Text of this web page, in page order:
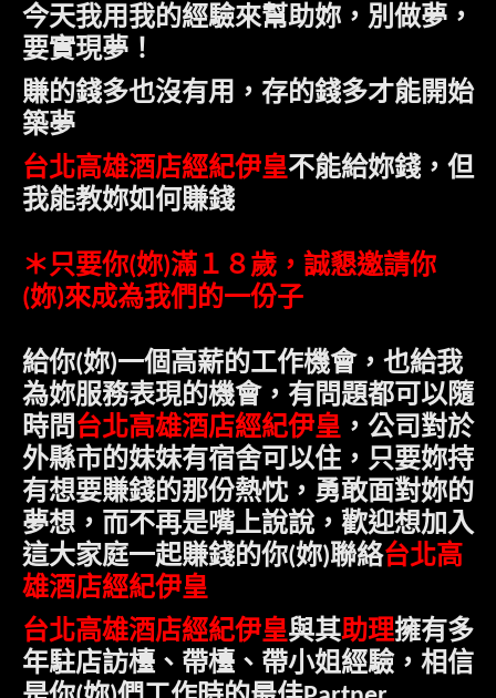
今天我用我的經驗來幫助妳，別做夢，
要實現夢！
賺的錢多也沒有用，存的錢多才能開始
築夢
台北高雄酒店經紀伊皇不能給妳錢，但
我能教妳如何賺錢
＊只要你(妳)滿１８歲，誠懇邀請你
(妳)來成為我們的一份子
給你(妳)一個高薪的工作機會，也給我
為妳服務表現的機會，有問題都可以隨
時問台北高雄酒店經紀伊皇 ，公司對於
外縣市的妹妹有宿舍可以住，只要妳持
有想要賺錢的那份熱忱，勇敢面對妳的
夢想，而不再是嘴上說說，歡迎想加入
這大家庭一起賺錢的你(妳)聯絡台北高
雄酒店經紀伊皇
台北高雄酒店經紀伊皇與其助理擁有多
年駐店訪檯、帶檯、帶小姐經驗，相信